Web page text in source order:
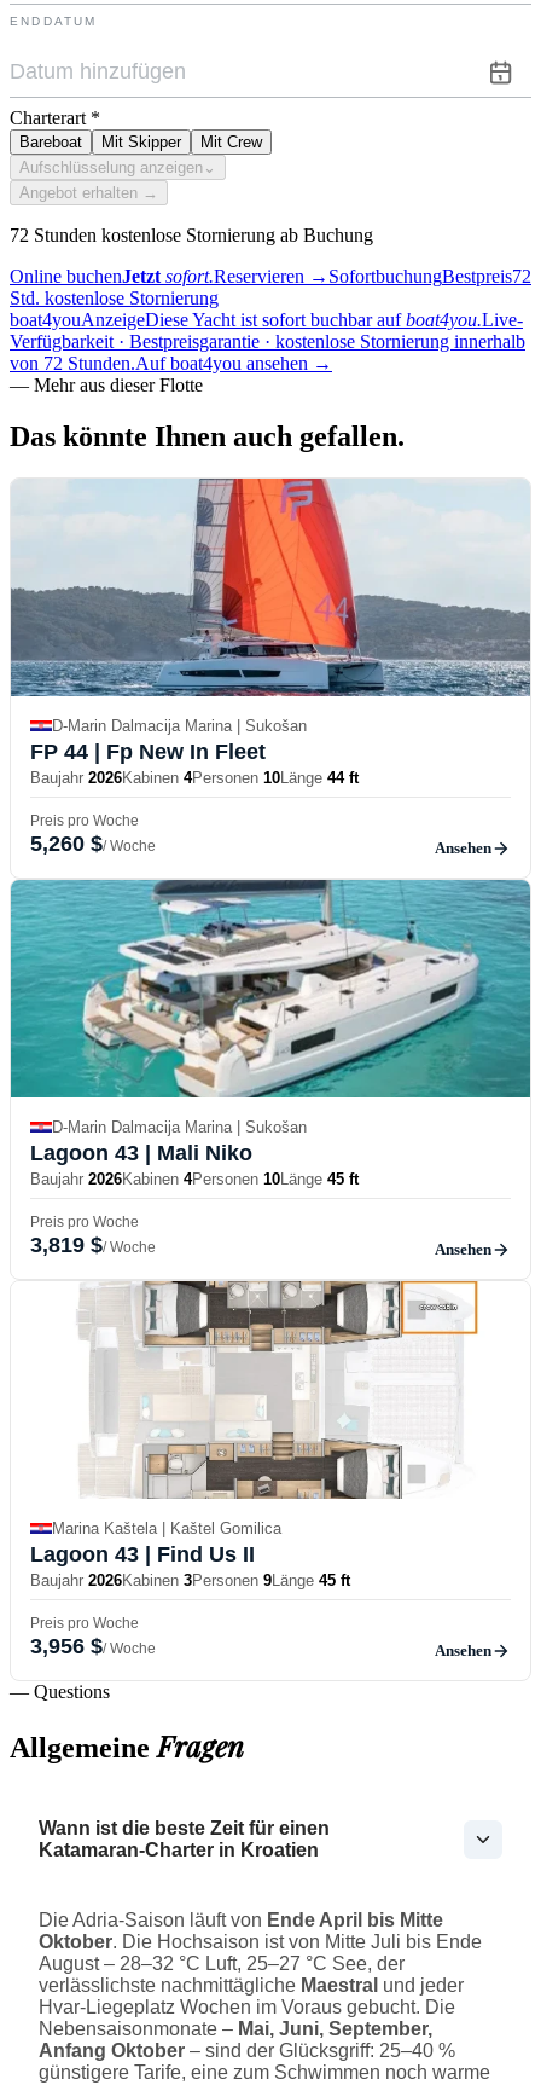
ENDDATUM
Charterart *
Bareboat Mit Skipper
Mit Crew
Aufschlüsselung anzeigen ⌄
Angebot erhalten →
72 Stunden kostenlose Stornierung ab Buchung
Online buchenJetzt sofort.Reservieren → SofortbuchungBestpreis72
Std. kostenlose Stornierung
boat4youAnzeigeDiese Yacht ist sofort buchbar auf boat4you.Live-
Verfügbarkeit · Bestpreisgarantie · kostenlose Stornierung innerhalb
von 72 Stunden.Auf boat4you ansehen →
— Mehr aus dieser Flotte
Das könnte Ihnen auch gefallen.
D-Marin Dalmacija Marina | Sukošan
FP 44 | Fp New In Fleet
Baujahr 2026Kabinen 4Personen 10Länge 44 ft
Preis pro Woche
5,260 $/ Woche Ansehen
D-Marin Dalmacija Marina | Sukošan
Lagoon 43 | Mali Niko
Baujahr 2026Kabinen 4Personen 10Länge 45 ft
Preis pro Woche
3,819 $/ Woche Ansehen
Marina Kaštela | Kaštel Gomilica
Lagoon 43 | Find Us II
Baujahr 2026Kabinen 3Personen 9Länge 45 ft
Preis pro Woche
3,956 $/ Woche Ansehen
— Questions
AllgemeineFragen
Wann ist die beste Zeit für einen
Katamaran-Charter in Kroatien
Die Adria-Saison läuft von Ende April bis Mitte
Oktober. Die Hochsaison ist von Mitte Juli bis Ende
August – 28–32 °C Luft, 25–27 °C See, der
verlässlichste nachmittägliche Maestral und jeder
Hvar-Liegeplatz Wochen im Voraus gebucht. Die
Nebensaisonmonate – Mai, Juni, September,
Anfang Oktober – sind der Glücksgriff: 25–40 %
günstigere Tarife, eine zum Schwimmen noch warme